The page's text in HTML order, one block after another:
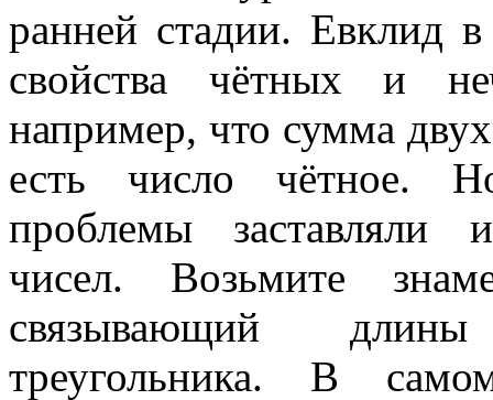
ранней стадии. Евклид
свойства чётных и
например, что сумма
есть число чётное.
проблемы заставляли
чисел. Возьмите
связывающий
треугольника. В